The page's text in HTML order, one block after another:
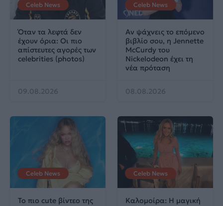
Celeb News
Όταν τα λεφτά δεν
έχουν όρια: Οι πιο
απίστευτες αγορές των
celebrities (photos)
09.08.2026
Celeb News
Αν ψάχνεις το επόμενο
βιβλίο σου, η Jennette
McCurdy του
Nickelodeon έχει τη
νέα πρόταση
08.08.2026
Celeb News
Το πιο cute βίντεο της
Celeb News
Καλομοίρα: Η μαγική